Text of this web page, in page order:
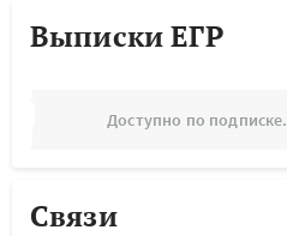
Выписки ЕГР
Доступно по подписке.
Связи